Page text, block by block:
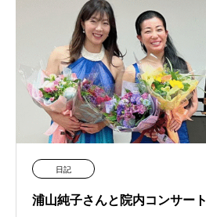
日記
浦山純子さんと院内コンサート